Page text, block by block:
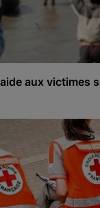
aux victimes